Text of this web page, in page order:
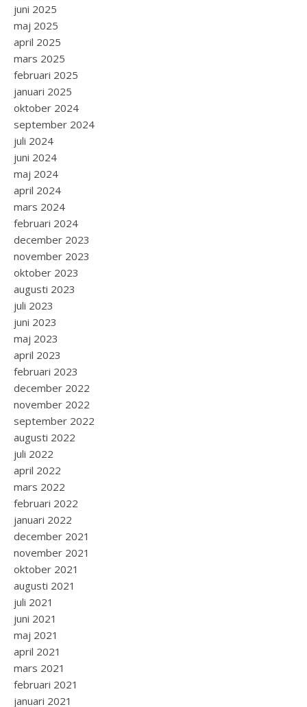
juni 2025
maj 2025
april 2025
mars 2025
februari 2025
januari 2025
oktober 2024
september 2024
juli 2024
juni 2024
maj 2024
april 2024
mars 2024
februari 2024
december 2023
november 2023
oktober 2023
augusti 2023
juli 2023
juni 2023
maj 2023
april 2023
februari 2023
december 2022
november 2022
september 2022
augusti 2022
juli 2022
april 2022
mars 2022
februari 2022
januari 2022
december 2021
november 2021
oktober 2021
augusti 2021
juli 2021
juni 2021
maj 2021
april 2021
mars 2021
februari 2021
januari 2021